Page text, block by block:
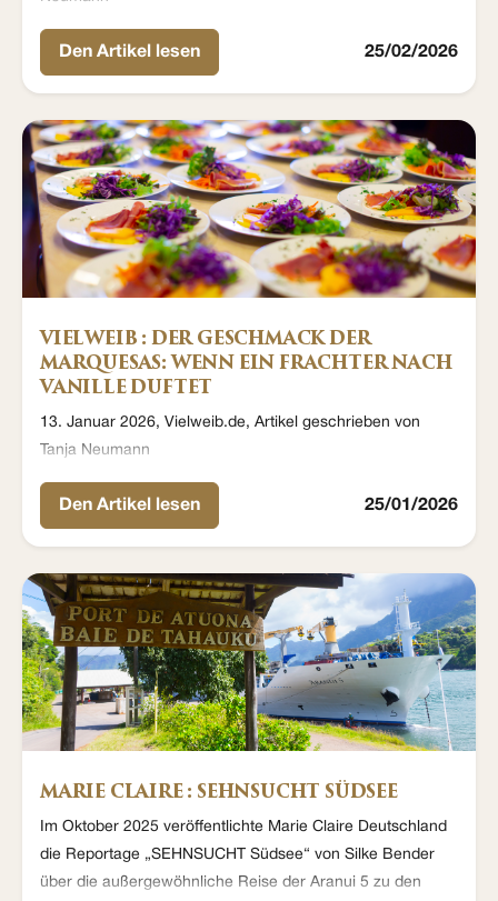
Den Artikel lesen 25/02/2026
VIELWEIB : DER GESCHMACK DER
MARQUESAS: WENN EIN FRACHTER NACH
VANILLE DUFTET
13. Januar 2026, Vielweib.de, Artikel geschrieben von
Tanja Neumann
Den Artikel lesen 25/01/2026
MARIE CLAIRE : SEHNSUCHT SÜDSEE
Im Oktober 2025 veröffentlichte Marie Claire Deutschland
die Reportage „SEHNSUCHT Südsee“ von Silke Bender
über die außergewöhnliche Reise der Aranui 5 zu den